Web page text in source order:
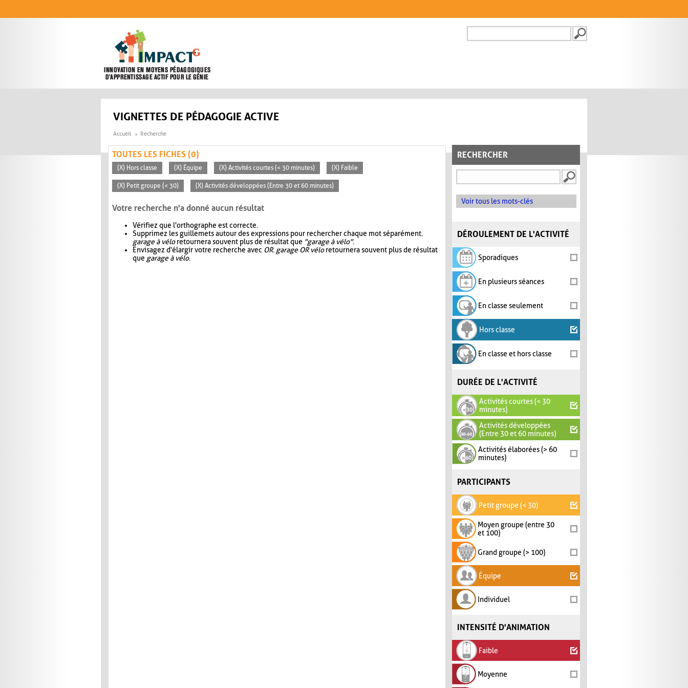
FORMULAIRE DE
VIGNETTES DE PÉDAGOGIE ACTIVE
Accueil Recherche
RECHERCHER
Voir tous les mots-clés
DÉROULEMENT DE L'ACTIVITÉ
Sporadiques
En plusieurs séances
En classe seulement
Hors classe
En classe et hors classe
DURÉE DE L'ACTIVITÉ
Activités courtes (< 30
minutes)
Activités développées
(Entre 30 et 60 minutes)
Activités élaborées (> 60
minutes)
PARTICIPANTS
Petit groupe (< 30)
Moyen groupe (entre 30
et 100)
Grand groupe (> 100)
Équipe
Individuel
INTENSITÉ D'ANIMATION
Faible
Moyenne
TOUTES LES FICHES (0)
(X) Hors classe (X) Équipe (X) Activités courtes (< 30 minutes) (X) Faible
(X) Petit groupe (< 30) (X) Activités développées (Entre 30 et 60 minutes)
Votre recherche n'a donné aucun résultat
Vérifiez que l'orthographe est correcte.
Supprimez les guillemets autour des expressions pour rechercher chaque mot séparément.
garage à véloretournera souvent plus de résultat que "garage à vélo".
Envisagez d'élargir votre recherche avec OR. garage OR véloretournera souvent plus de résultat
que garage à vélo.